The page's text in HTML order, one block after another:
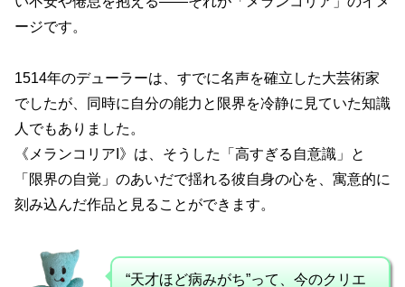
ージです。
1514年のデューラーは、すでに名声を確立した大芸術家
でしたが、同時に自分の能力と限界を冷静に見ていた知識
人でもありました。
《メランコリアI》は、そうした「高すぎる自意識」と
「限界の自覚」のあいだで揺れる彼自身の心を、寓意的に
刻み込んだ作品と見ることができます。
“天才ほど病みがち”って、今のクリエ